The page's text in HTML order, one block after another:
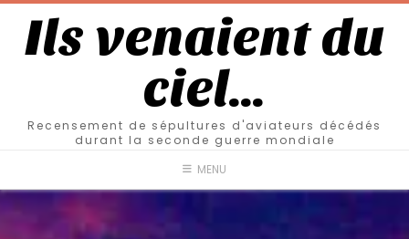
Ils venaient du
ciel…
Recensement de sépultures d'aviateurs décédés
durant la seconde guerre mondiale
MENU